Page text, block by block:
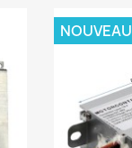
NOUVEAU